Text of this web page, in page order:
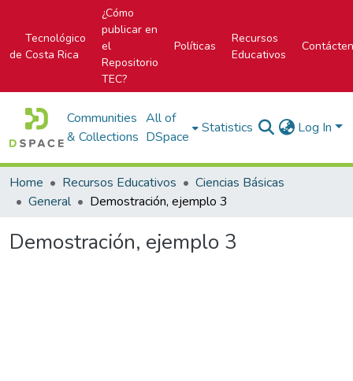
Tecnológico
de Costa Rica
¿Cómo
publicar en
el
Repositorio
TEC?
Políticas
Recursos
Educativos
Communities
& Collections
All of
DSpace
Statistics Log In
Home Recursos Educativos
Ciencias Básicas
General
Demostración, ejemplo 3
Demostración, ejemplo 3